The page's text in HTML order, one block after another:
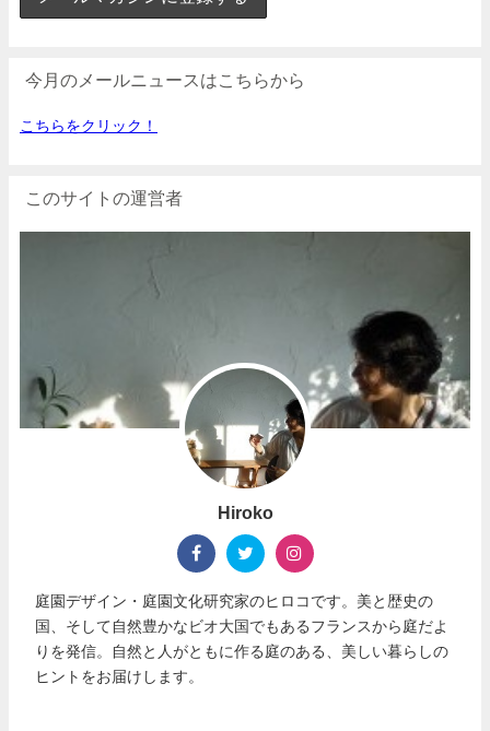
今月のメールニュースはこちらから
こちらをクリック！
このサイトの運営者
Hiroko
庭園デザイン・庭園文化研究家のヒロコです。美と歴史の
国、そして自然豊かなビオ大国でもあるフランスから庭だよ
りを発信。自然と人がともに作る庭のある、美しい暮らしの
ヒントをお届けします。